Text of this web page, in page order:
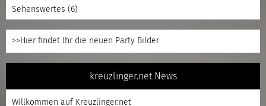
Sehenswertes (6)
>>Hier findet Ihr die neuen Party Bilder
kreuzlinger.net News
Willkommen auf Kreuzlinger.net